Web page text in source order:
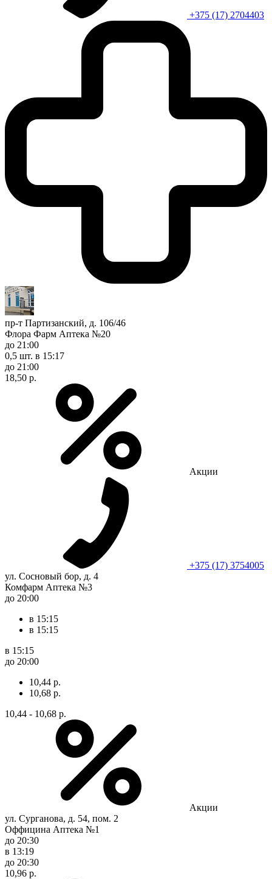
+375 (17) 2704403
пр-т Партизанский, д. 106/46
Флора Фарм Аптека №20
до 21:00
0,5 шт. в 15:17
до 21:00
18,50 р.
Акции
+375 (17) 3754005
ул. Сосновый бор, д. 4
Комфарм Аптека №3
до 20:00
в 15:15
в 15:15
в 15:15
до 20:00
10,44 р.
10,68 р.
10,44 - 10,68 р.
Акции
ул. Сурганова, д. 54, пом. 2
Оффицина Аптека №1
до 20:30
в 13:19
до 20:30
10,96 р.